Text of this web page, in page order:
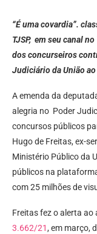
“É uma covardia”.
TJSP, em seu canal
dos concurseiros
Judiciário da União
A emenda da
alegria no Poder
concursos públicos
Hugo de Freitas, ex-
Ministério Público da
públicos na
com 25 milhões de
Freitas fez o alerta ao
3.662/21, em março,